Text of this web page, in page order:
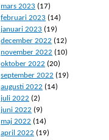
mars 2023 (17)
februari 2023 (14)
januari 2023 (19)
december 2022 (12)
november 2022 (10)
oktober 2022 (20)
september 2022 (19)
augusti 2022 (14)
juli 2022 (2)
juni 2022 (9)
maj 2022 (14)
april 2022 (19)